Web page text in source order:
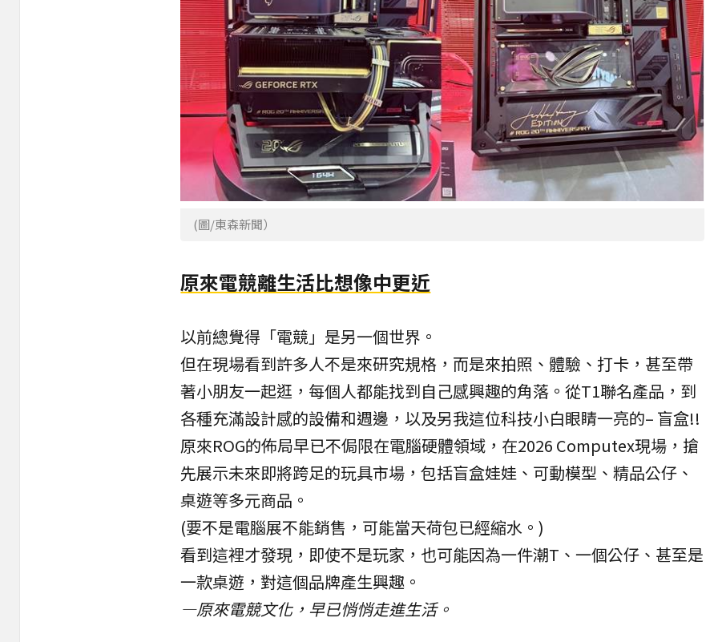
(圖/東森新聞）
原來電競離生活比想像中更近
以前總覺得「電競」是另一個世界。
但在現場看到許多人不是來研究規格，而是來拍照、體驗、打卡，甚至帶
著小朋友一起逛，每個人都能找到自己感興趣的角落。從T1聯名產品，到
各種充滿設計感的設備和週邊，以及另我這位科技小白眼睛一亮的– 盲盒!!
原來ROG的佈局早已不侷限在電腦硬體領域，在2026 Computex現場，搶
先展示未來即將跨足的玩具市場，包括盲盒娃娃、可動模型、精品公仔、
桌遊等多元商品。
(要不是電腦展不能銷售，可能當天荷包已經縮水。)
看到這裡才發現，即使不是玩家，也可能因為一件潮T、一個公仔、甚至是
一款桌遊，對這個品牌產生興趣。
—原來電競文化，早已悄悄走進生活。